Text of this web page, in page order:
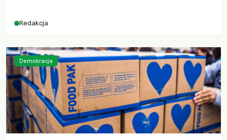
Redakcja
Demokracja